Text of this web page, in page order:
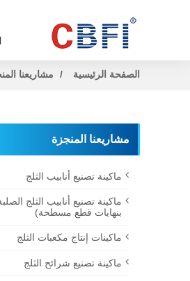
الصفحة الرئيسية مشاريعنا
مشاريعنا المنجزة
ماكينة تصنيع أنابيب الثلج
ماكينة تصنيع أنابيب الثلج
بنهايات قطع مسطحة)
ماكينات إنتاج مكعبات الثلج
ماكينة تصنيع شرائح الثلج